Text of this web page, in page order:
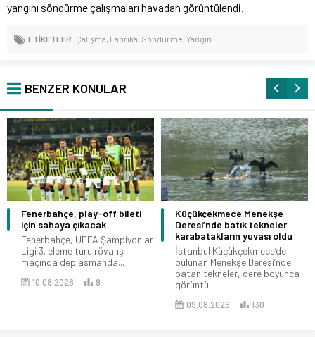
yangını söndürme çalışmaları havadan görüntülendi.
ETİKETLER: Çalışma, Fabrika, Söndürme, Yangın
BENZER KONULAR
Fenerbahçe, play-off bileti
için sahaya çıkacak
Fenerbahçe, UEFA Şampiyonlar
Ligi 3. eleme turu rövanş
maçında deplasmanda...
10.08.2026 9
Küçükçekmece Menekşe
Deresi’nde batık tekneler
karabatakların yuvası oldu
İstanbul Küçükçekmece’de
bulunan Menekşe Deresi’nde
batan tekneler, dere boyunca
görüntü...
09.08.2026 130